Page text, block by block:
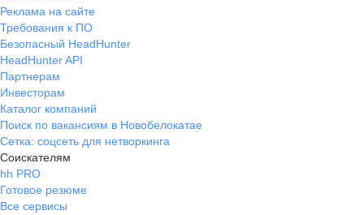
Реклама на сайте
Требования к ПО
Безопасный HeadHunter
HeadHunter API
Партнерам
Инвесторам
Каталог компаний
Поиск по вакансиям в Новобелокатае
Сетка: соцсеть для нетворкинга
Соискателям
hh PRO
Готовое резюме
Все сервисы